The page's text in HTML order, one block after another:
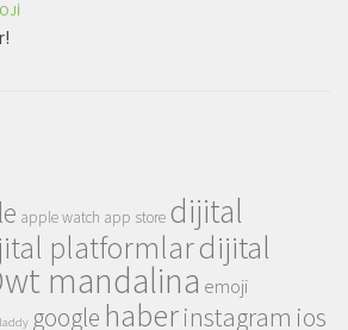
apple watch app store dijital
platformlardijital
mandalina emoji
google haberinstagram ios